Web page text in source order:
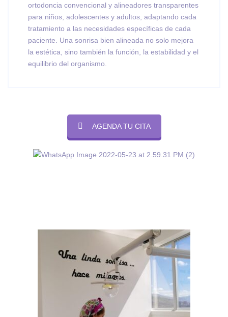
ortodoncia convencional y alineadores transparentes
para niños, adolescentes y adultos, adaptando cada
tratamiento a las necesidades específicas de cada
paciente. Una sonrisa bien alineada no solo mejora
la estética, sino también la función, la estabilidad y el
equilibrio del organismo.
AGENDA TU CITA